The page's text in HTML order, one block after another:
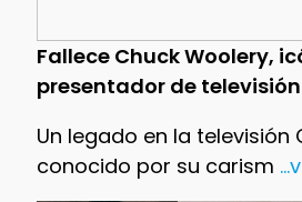
Fallece Chuck Woolery,
presentador de televisión
Un legado en la televisión
conocido por su carism